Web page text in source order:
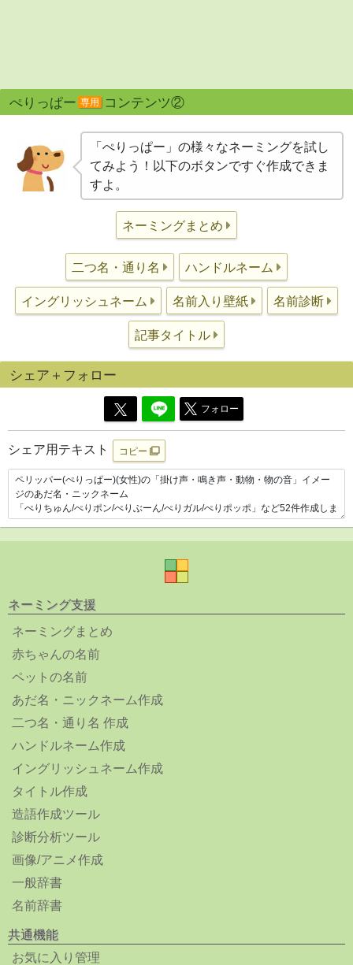
ぺりっぱー 専用 コンテンツ②
「ぺりっぱー」の様々なネーミングを試し
てみよう！以下のボタンですぐ作成できま
すよ。
ネーミングまとめ
二つ名・通り名 ハンドルネーム
イングリッシュネーム 名前入り壁紙 名前診断
記事タイトル
シェア＋フォロー
フォロー
シェア用テキスト コピー
ネーミング支援
ネーミングまとめ
赤ちゃんの名前
ペットの名前
あだ名・ニックネーム作成
二つ名・通り名 作成
ハンドルネーム作成
イングリッシュネーム作成
タイトル作成
造語作成ツール
診断分析ツール
画像/アニメ作成
一般辞書
名前辞書
共通機能
お気に入り管理